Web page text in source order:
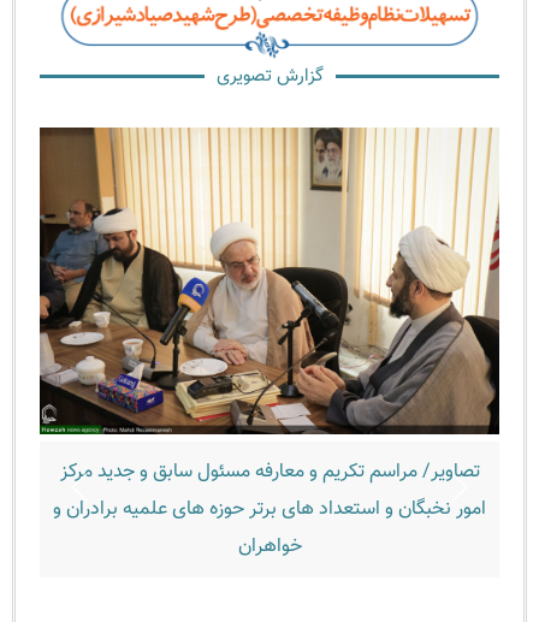
گزارش تصویری
مراسم تکریم و معارفه مسئول سابق و جدید مرکز
نخبگان و استعداد های برتر حوزه های علمیه برادران و
خواهران